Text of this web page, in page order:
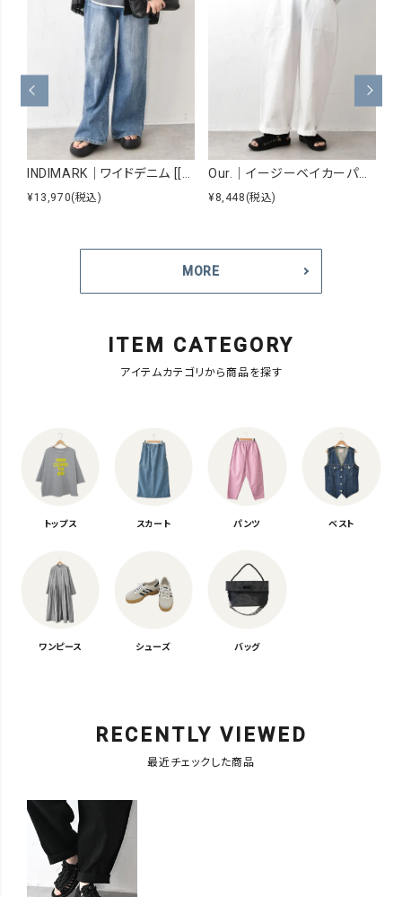
INDIMARK｜ワイドデニム [[WJ167]][C]
¥13,970(税込)
Our.｜イージーベイカーパンツ [[Our-026]][C]
¥8,448 (税込)
MORE
ITEM CATEGORY
アイテムカテゴリから商品を探す
トップス スカート パンツ ベスト
ワンピース シューズ バッグ
RECENTLY VIEWED
最近チェックした商品